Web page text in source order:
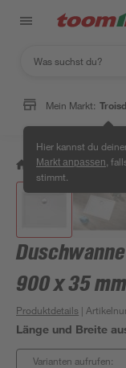
Mein Markt:
Hier kannst du
Markt anpassen ,
stimmt.
/ Bad & Sanitär /
900 x 35
Produktdetails |
Länge und Breite
Varianten aufrufen: